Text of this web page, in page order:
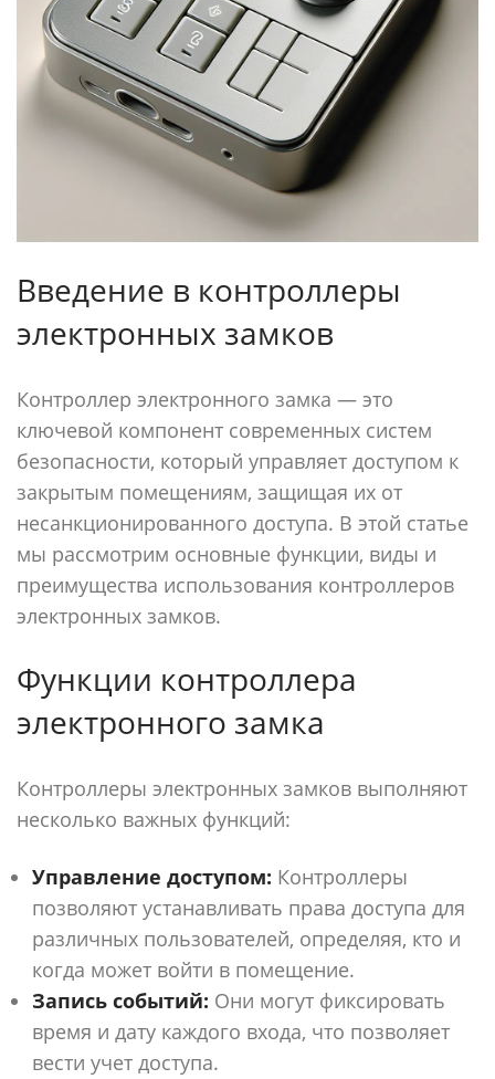
Введение в контроллеры
электронных замков
Контроллер электронного замка — это
ключевой компонент современных систем
безопасности, который управляет доступом к
закрытым помещениям, защищая их от
несанкционированного доступа. В этой статье
мы рассмотрим основные функции, виды и
преимущества использования контроллеров
электронных замков.
Функции контроллера
электронного замка
Контроллеры электронных замков выполняют
несколько важных функций:
Управление доступом: Контроллеры
позволяют устанавливать права доступа для
различных пользователей, определяя, кто и
когда может войти в помещение.
Запись событий: Они могут фиксировать
время и дату каждого входа, что позволяет
вести учет доступа.